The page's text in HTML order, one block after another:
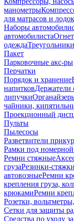
манометры
для матрасов и лодок
Наборы
автомобилиста
одеждаТреугольники
Пакет
Парковочные акс-ры
Перчатки
Порядок и хранение
напитковДержатели
липучки
чайники,
Проекционный
Пульты
Пылесосы
Разветвители
Рамки под номерной
Ремни стяжные
грузаРезинки-стяжки
автовозныеРемни
крепления груза,
крюкамиРемни
Розетки,
Сетки для защиты
Средства по уходу